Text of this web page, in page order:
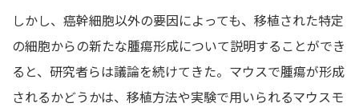
しかし、癌幹細胞以外の要因によっても、移植された特定
の細胞からの新たな腫瘍形成について説明することができ
ると、研究者らは議論を続けてきた。マウスで腫瘍が形成
されるかどうかは、移植方法や実験で用いられるマウスモ